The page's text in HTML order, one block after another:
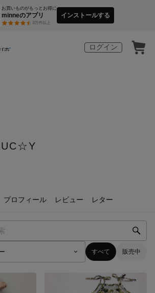
お買いものがもっとお得に
minneのアプリ
3万件以上
インストールする
ログイン
プロフィール レビュー レター
すべて 販売中